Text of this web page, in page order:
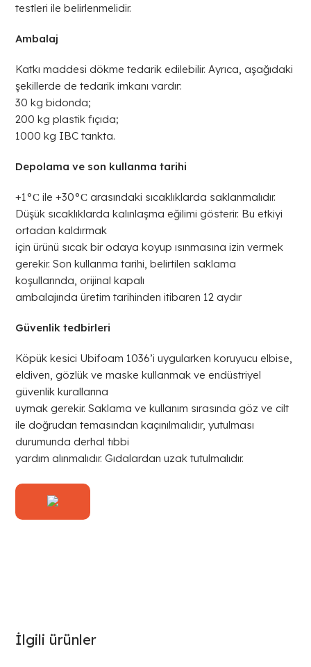
testleri ile belirlenmelidir.
Ambalaj
Katkı maddesi dökme tedarik edilebilir. Ayrıca, aşağıdaki
şekillerde de tedarik imkanı vardır:
30 kg bidonda;
200 kg plastik fıçıda;
1000 kg IBC tankta.
Depolama ve son kullanma tarihi
+1°С ile +30°С arasındaki sıcaklıklarda saklanmalıdır.
Düşük sıcaklıklarda kalınlaşma eğilimi gösterir. Bu etkiyi
ortadan kaldırmak
için ürünü sıcak bir odaya koyup ısınmasına izin vermek
gerekir. Son kullanma tarihi, belirtilen saklama
koşullarında, orijinal kapalı
ambalajında üretim tarihinden itibaren 12 aydır
Güvenlik tedbirleri
Köpük kesici Ubifoam 1036’i uygularken koruyucu elbise,
eldiven, gözlük ve maske kullanmak ve endüstriyel
güvenlik kurallarına
uymak gerekir. Saklama ve kullanım sırasında göz ve cilt
ile doğrudan temasından kaçınılmalıdır, yutulması
durumunda derhal tıbbi
yardım alınmalıdır. Gıdalardan uzak tutulmalıdır.
İlgili ürünler